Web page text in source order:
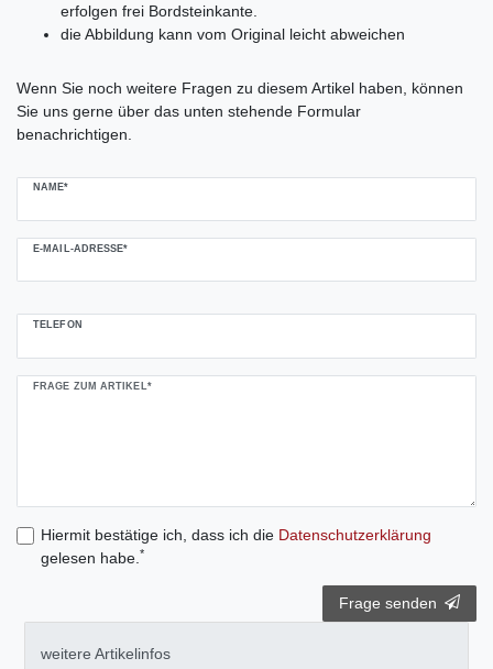
erfolgen frei Bordsteinkante.
die Abbildung kann vom Original leicht abweichen
Wenn Sie noch weitere Fragen zu diesem Artikel haben, können
Sie uns gerne über das unten stehende Formular
benachrichtigen.
NAME*
E-MAIL-ADRESSE*
TELEFON
FRAGE ZUM ARTIKEL*
Hiermit bestätige ich, dass ich die Daten­schutz­erklärung
gelesen habe. *
Frage senden
weitere Artikelinfos